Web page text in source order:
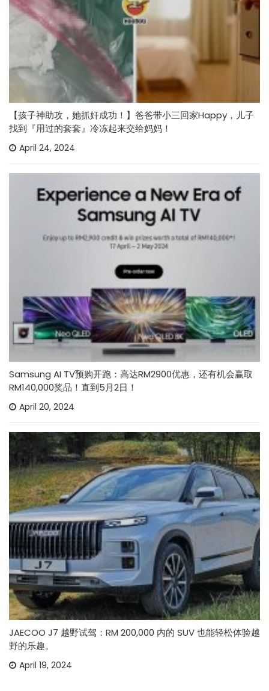
【孩子神助攻，她抓奸成功！】爸爸带小三回家Happy，儿子
找到『用过的套套』冷冻起来交给妈妈！
April 24, 2024
Samsung AI TV预购开跑：高达RM2900优惠，还有机会赢取
RM140,000奖品！直到5月2日！
April 20, 2024
JAECOO J7 越野试驾：RM 200,000 内的 SUV 也能轻松体验越
野的乐趣。
April 19, 2024